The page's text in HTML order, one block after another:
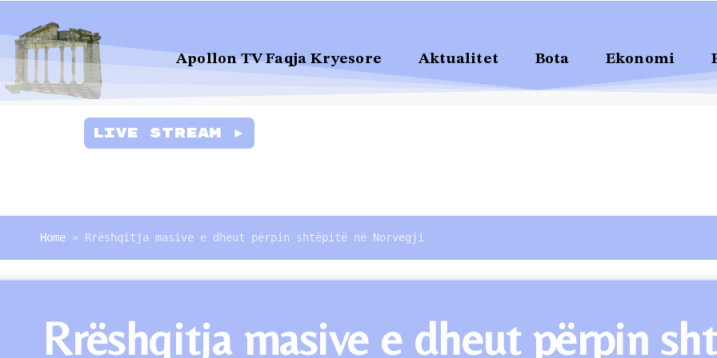
Apollon TV Faqja Kryesore Aktualitet Bota Ekonomi
Live Stream ►
Home » Rrëshqitja masive e dheut përpin shtëpitë në Norvegji
Rrëshqitja masive e dheut përpin